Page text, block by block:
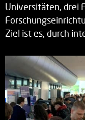
Universitäten, drei
Ziel ist es, durch